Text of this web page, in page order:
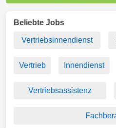
Beliebte Jobs
Vertriebsinnendienst
Vertrieb Innendienst
Vertriebsassistenz